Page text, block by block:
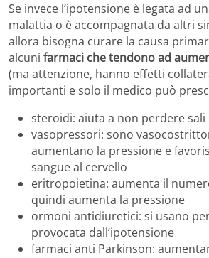
Se invece l’ipotensione è legata ad
malattia o è accompagnata da altri
allora bisogna curare la causa
alcuni farmaci che tendono ad
(ma attenzione, hanno effetti
importanti e solo il medico può
steroidi: aiuta a non perdere sali
vasopressori: sono
aumentano la pressione e
sangue al cervello
eritropoietina: aumenta il
quindi aumenta la pressione
ormoni antidiuretici: si usano
provocata dall’ipotensione
farmaci anti Parkinson: